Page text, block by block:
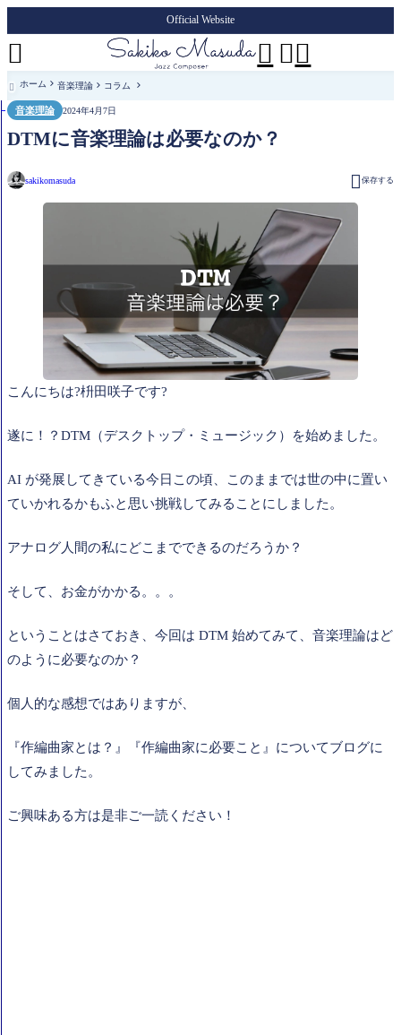
Official Website
 

 ホーム 音楽理論 コラム
音楽理論 2024年4月7日
DTMに音楽理論は必要なのか？
sakikomasuda  保存する
こんにちは?枡田咲子です?
遂に！？DTM（デスクトップ・ミュージック）を始めました。
AI が発展してきている今日この頃、このままでは世の中に置い
ていかれるかもふと思い挑戦してみることにしました。
アナログ人間の私にどこまでできるのだろうか？
そして、お金がかかる。。。
ということはさておき、今回は DTM 始めてみて、音楽理論はど
のように必要なのか？
個人的な感想ではありますが、
『作編曲家とは？』『作編曲家に必要こと』についてブログに
してみました。
ご興味ある方は是非ご一読ください！